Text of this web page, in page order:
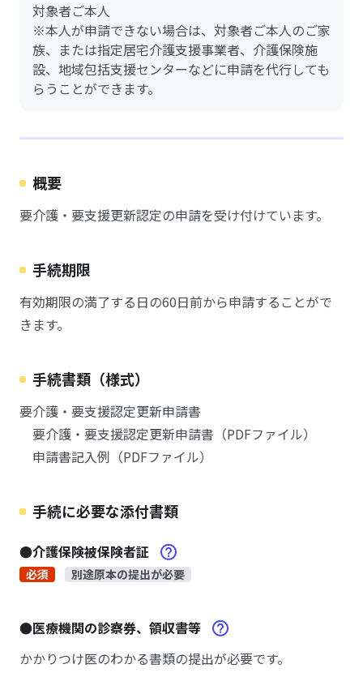
対象者ご本人
※本人が申請できない場合は、対象者ご本人のご家
族、または指定居宅介護支援事業者、介護保険施
設、地域包括支援センターなどに申請を代行しても
らうことができます。
概要
要介護・要支援更新認定の申請を受け付けています。
手続期限
有効期限の満了する日の60日前から申請することがで
きます。
手続書類（様式）
要介護・要支援認定更新申請書
要介護・要支援認定更新申請書（PDFファイル）
申請書記入例（PDFファイル）
手続に必要な添付書類
●介護保険被保険者証
必須 別途原本の提出が必要
●医療機関の診察券、領収書等
かかりつけ医のわかる書類の提出が必要です。